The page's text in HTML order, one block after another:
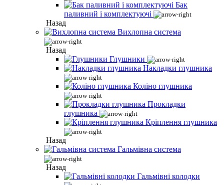
Бак
паливний і комплектуючі
Назад
Вихлопна система
Назад
Глушники
Накладки глушника
Коліно глушника
Прокладки
глушника
Кріплення глушника
Назад
Гальмівна система
Назад
Гальмівні колодки